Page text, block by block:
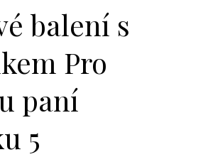
balení s
Pro
paní
5